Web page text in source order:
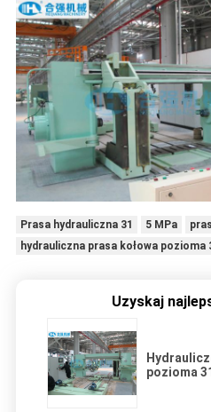
Prasa hydrauliczna 31 5 MPa
hydrauliczna prasa kołowa pozioma
Uzyskaj
pozioma